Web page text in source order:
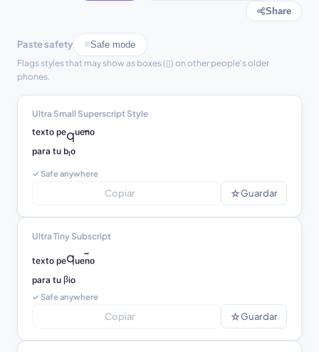
Share
Paste safety
Safe mode
Flags styles that may show as boxes (▯) on other people's older
phones.
Ultra Small Superscript Style
ᵗᵉˣᵗᵒ ᵖᵉqᵘᵉⁿ̃ᵒ
ᵖᵃʳᵃ ᵗᵘ ᵇᶦᵒ
✓ Safe anywhere
Copiar ☆Guardar
Ultra Tiny Subscript
ₜₑₓₜₒ ₚₑqᵤₑₙ̃ₒ
ₚₐᵣₐ ₜᵤ ᵦᵢₒ
✓ Safe anywhere
Copiar ☆Guardar